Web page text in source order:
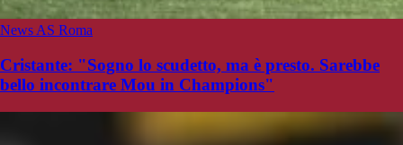
News AS Roma
Cristante: "Sogno lo scudetto, ma è presto. Sarebbe
bello incontrare Mou in Champions"